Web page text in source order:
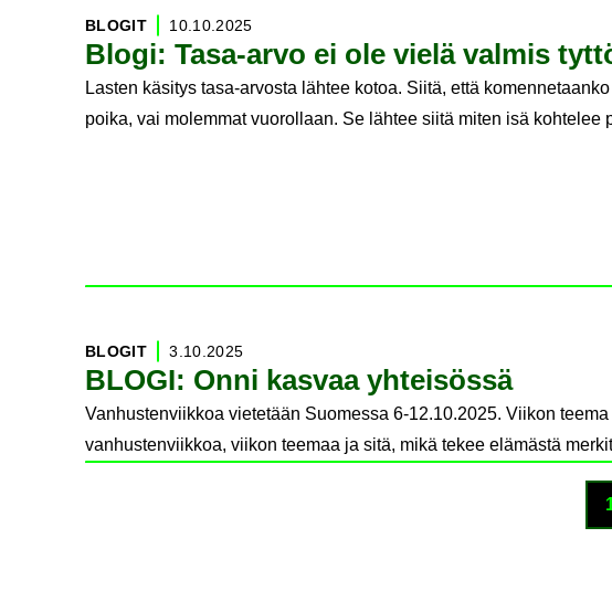
Blogi: Tasa-​arvo ei ole vielä val­mis
BLO­GIT 10.10.2025
Lasten käsitys tasa-arvosta lähtee kotoa. Siitä, että
poika, vai molemmat vuorollaan. Se lähtee siitä miten isä
BLOGI: Onni kas­vaa yh­tei­sös­sä
BLO­GIT 3.10.2025
Vanhustenviikkoa vietetään Suomessa 6-12.10.2025. Viikon
vanhustenviikkoa, viikon teemaa ja sitä, mikä tekee elämästä